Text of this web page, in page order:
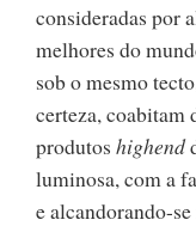
consideradas por
melhores do
sob o mesmo
certeza, coabitam
produtos highend
luminosa, com a
e alcandorando-